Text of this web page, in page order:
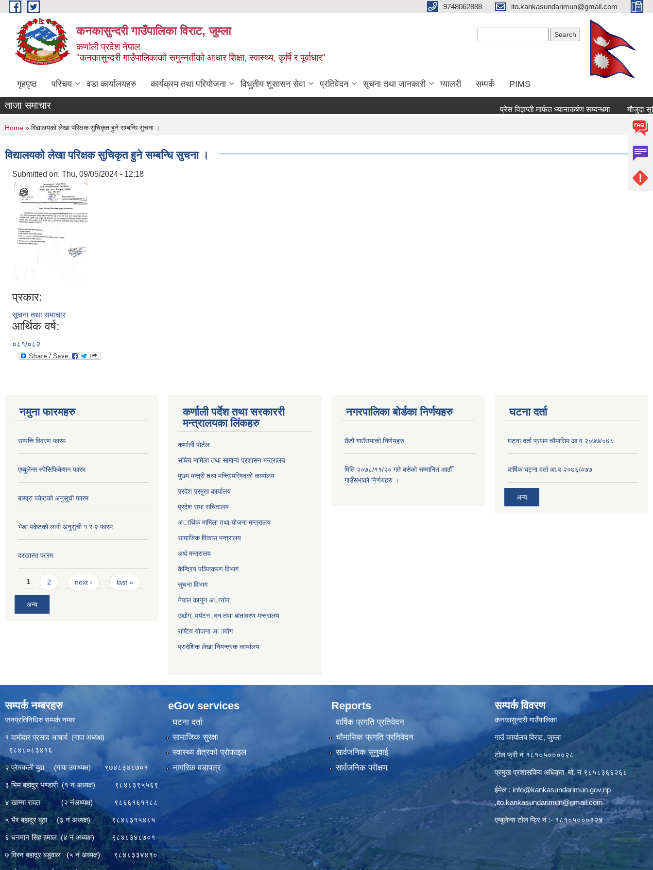
Skip to main content 9748062888 ito.kankasundarimun@gmail.com
कनकासुन्दरी गाउँपालिका विराट, जुम्ला
कर्णाली प्रदेश नेपाल
"कनकासुन्दरी गाउँपालिकाको समुन्नतीको आधार शिक्षा, स्वास्थ्य, कृर्षि र पूर्वाधार"
गृहपृष्ठ परिचय वडा कार्यालयहरु कार्यक्रम तथा परियोजना विधुतीय शुसासन सेवा प्रतिवेदन सूचना तथा जानकारी ग्यालरी सम्पर्क PIMS
ताजा समाचार प्रेस विज्ञप्ती मार्फत ध्यानाकर्षण सम्बन्धमा मौजुदा सुचिमा
You are here
Home » विद्यालयकाे लेखा परिक्षक सुचिकृत हुने सम्बन्धि सुचना ।
विद्यालयकाे लेखा परिक्षक सुचिकृत हुने सम्बन्धि सुचना ।
Submitted on: Thu, 09/05/2024 - 12:18
प्रकार:
सूचना तथा समाचार
आर्थिक वर्ष:
०८१/०८२
नमुना फारमहरु
सम्पत्ति विवरण फारम
एम्बुलेन्स स्पेसिफिकेशन फारम
बाख्रा पकेटको अनुसूची फारम
भेडा पकेटको लागी अनुसुची १ र २ फारम
दरखास्त फारम
Pages
1 2 next › last »
अन्य
कर्णाली पर्देश तथा सरकाररी
मन्त्रालयका लिंकहरु
कर्णाली पाेर्टल
संघिय मामिला तथा सामान्य प्रशासन मन्त्रालय
मुख्य मन्त्री तथा मन्त्रिपरिषदको कार्यालय
प्रदेश प्रमुख कार्यालय
प्रदेश सभा सचिवालय
अार्थिक मामिला तथा याेजना मन्त्रालय
सामाजिक विकास मन्त्रालय
अर्थ मन्त्रालय
केन्द्रिय पञ्जिकरण विभाग
सुचना विभाग
नेपाल कानुन अायाेग
उद्योग, पर्यटन ,वन तथा बातावरण मन्त्रालय
राष्टिय याेजना अायोग
प्रादेशिक लेखा नियन्त्रक कार्यालय
नगरपालिका बोर्डका निर्णयहरु
छैटौ गाउँसभाको निर्णयहरु
मिति २०७८/११/२० गते बसेको सम्मानित आठौँ
गाउँसभाको निर्णयहरु ।
घटना दर्ता
घट्ना दर्ता प्रथम चौमासिम आ.व २०७७/०७८
वार्षिक घट्ना दर्ता आ.व २०७६/०७७
अन्य
सम्पर्क नम्बरहरु
जनप्रतिनिधिरु सम्पर्क नम्बर
१ दामोदार प्रसाद आचार्य (गापा अध्यक्ष)
९८४८०८३४१६
२ प्रेमकली बुढा (गापा उपाध्यक्ष) ९७४८३४८७०१
३ भिम बहादुर भण्डारी (१ नं अध्यक्ष) ९८४८३९५५६९
४ खाम्मा रावत (२ नंअध्यक्ष) ९८६६१६११८८
५ भैर बहादुर बुढा (३ नं अध्यक्ष) ९८४८३१५४८५
६ धनमान सिह हमाल (४ नं अध्यक्ष) ९८४८३४८७०१
७ विस्न बहादुर बडुवाल (५ नं अध्यक्ष) ९८४८३३४४१०
eGov services
घटना दर्ता
सामाजिक सुरक्षा
स्वास्थ्य क्षेत्रको प्रोफाइल
नागरिक वडापत्र
Reports
वार्षिक प्रगति प्रतिवेदन
चौमासिक प्रगति प्रतिवेदन
सार्वजनिक सुनुवाई
सार्वजनिक परीक्षण
सम्पर्क विवरण
कनकासुन्दरी गाउँपालिका
गाउँ कार्यालय विराट, जुम्ला
टोल फ्री नं १८१०५००००२८
प्रमुख प्रशासकिय अधिकृत मो. नं ९८५८३६६२६८
ईमेल : info@kankasundarimun.gov.np
,ito.kankasundarimun@gmail.com
एम्बुलेन्स टोल फ्रि नं :- १८१०५०००१२४